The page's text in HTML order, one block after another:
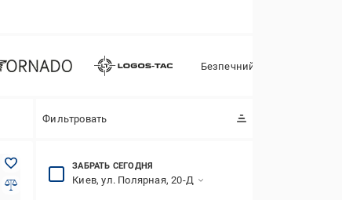
Безпечний Світ
Фильтровать
ЗАБРАТЬ СЕГОДНЯ
Киев, ул. Полярная, 20-Д